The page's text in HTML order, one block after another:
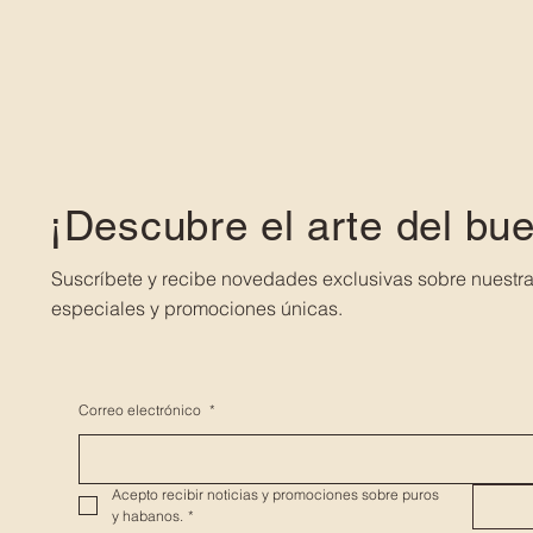
¡Descubre el arte del
Suscríbete y recibe novedades exclusivas sobre
especiales y promociones únicas.
Correo electrónico *
Acepto recibir noticias y promociones sobre puros
y habanos. *